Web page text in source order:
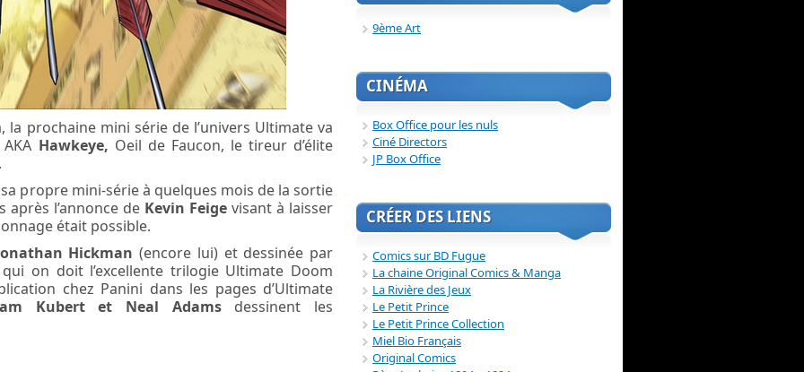
la prochaine mini série de l’univers Ultimate va
Hawkeye, Oeil de Faucon, le tireur d’élite
propre mini-série à quelques mois de la sortie
après l’annonce de Kevin Feige visant à laisser
était possible.
Hickman(encore lui) et dessinée par
on doit l’excellente trilogie Ultimate Doom
chez Panini dans les pages d’Ultimate
Kubert et Neal Adams dessinent les
9ème Art
CINÉMA
Box Office pour les nuls
Ciné Directors
JP Box Office
CRÉER DES LIENS
Comics sur BD Fugue
La chaine Original Comics & Manga
La Rivière des Jeux
Le Petit Prince
Le Petit Prince Collection
Miel Bio Français
Original Comics